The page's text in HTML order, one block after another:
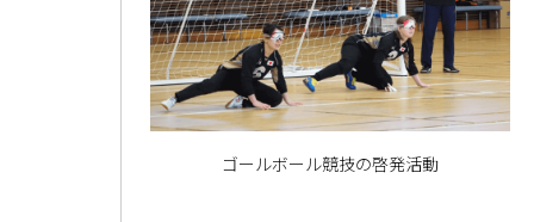
ゴールボール競技の啓発活動